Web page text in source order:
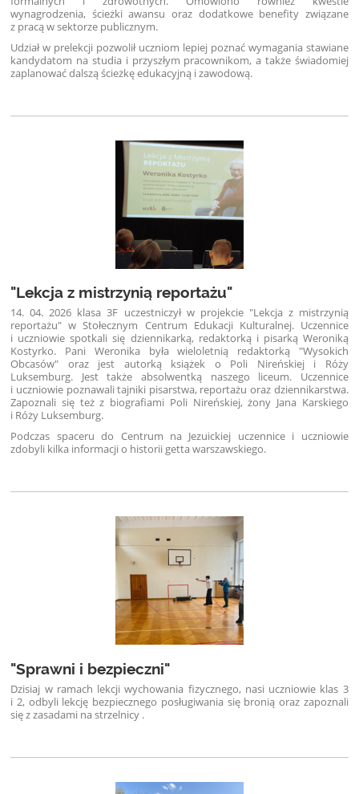
wynagrodzenia, ścieżki awansu oraz dodatkowe benefity związane
z pracą w sektorze publicznym.
Udział w prelekcji pozwolił uczniom lepiej poznać wymagania stawiane
kandydatom na studia i przyszłym pracownikom, a także świadomiej
zaplanować dalszą ścieżkę edukacyjną i zawodową.
"Lekcja z mistrzynią reportażu"
14. 04. 2026 klasa 3F uczestniczył w projekcie "Lekcja z mistrzynią
reportażu" w Stołecznym Centrum Edukacji Kulturalnej. Uczennice
i uczniowie spotkali się dziennikarką, redaktorką i pisarką Weroniką
Kostyrko. Pani Weronika była wieloletnią redaktorką "Wysokich
Obcasów" oraz jest autorką książek o Poli Nireńskiej i Róży
Luksemburg. Jest także absolwentką naszego liceum. Uczennice
i uczniowie poznawali tajniki pisarstwa, reportażu oraz dziennikarstwa.
Zapoznali się też z biografiami Poli Nireńskiej, żony Jana Karskiego
i Róży Luksemburg.
Podczas spaceru do Centrum na Jezuickiej uczennice i uczniowie
zdobyli kilka informacji o historii getta warszawskiego.
"Sprawni i bezpieczni"
Dzisiaj w ramach lekcji wychowania fizycznego, nasi uczniowie klas 3
i 2, odbyli lekcję bezpiecznego posługiwania się bronią oraz zapoznali
się z zasadami na strzelnicy .